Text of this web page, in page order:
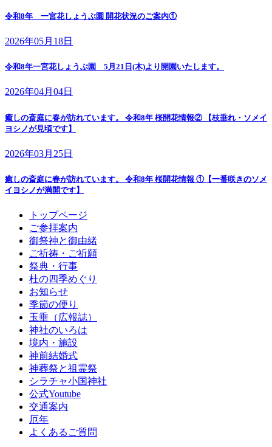
令和8年 一宮花しょうぶ園 開花状況のご案内①
2026年05月18日
令和8年一宮花しょうぶ園 5月21日(木)より開園いたします。
2026年04月04日
癒しの斎庭に春が訪れています。 令和8年 桜開花情報② 【枝垂れ・ソメイ
ヨシノが見頃です】
2026年03月25日
癒しの斎庭に春が訪れています。 令和8年 桜開花情報 ①【一番咲きのソメ
イヨシノが満開です】
トップページ
ご参拝案内
御祭神と御由緒
ご祈祷・ご祈願
祭典・行事
杜の四季めぐり
お知らせ
季節の便り
玉垂（広報誌）
神社のいろは
境内・施設
神前結婚式
神葬祭と祖霊祭
シラチャ小国神社
公式Youtube
交通案内
厄年
よくあるご質問